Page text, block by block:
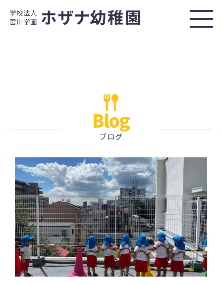
Blog
ブログ